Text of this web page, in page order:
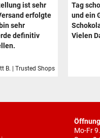
ist sehr
erfolgte
sehr
definitiv
B. | Trusted Shops
Tag
und ein
Vielen
Mo-Fr